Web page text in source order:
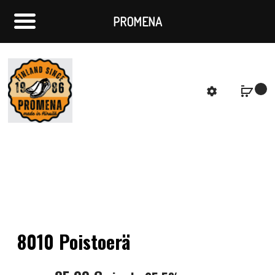
8010 Poistoerä
PROMENA